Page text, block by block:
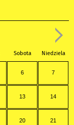
Sobota Niedziela
6 7
13 14
20 21